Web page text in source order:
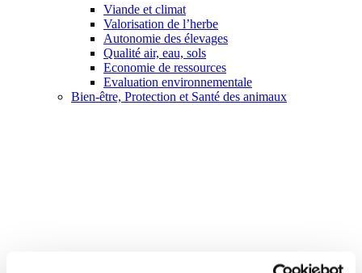
Viande et climat
Valorisation de l’herbe
Autonomie des élevages
Qualité air, eau, sols
Economie de ressources
Evaluation environnementale
Bien-être, Protection et Santé des animaux